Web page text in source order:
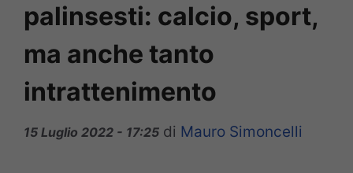
palinsesti: calcio, sport,
ma anche tanto
intrattenimento
15 Luglio 2022 - 17:25 di Mauro Simoncelli